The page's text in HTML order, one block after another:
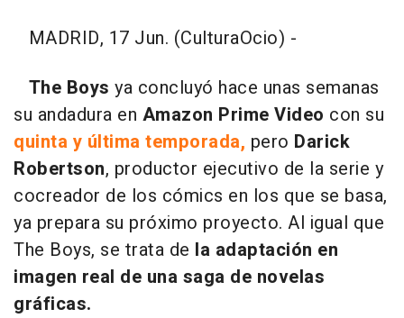
MADRID, 17 Jun. (CulturaOcio) -
The Boys ya concluyó hace unas semanas
su andadura en Amazon Prime Video con su
quinta y última temporada, pero Darick
Robertson, productor ejecutivo de la serie y
cocreador de los cómics en los que se basa,
ya prepara su próximo proyecto. Al igual que
The Boys, se trata de la adaptación en
imagen real de una saga de novelas
gráficas.